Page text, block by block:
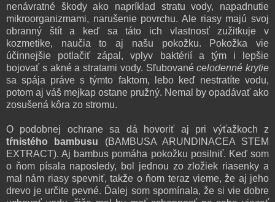
nenávratné škody ako napríklad stratu vody, napadnutie
mikroorganizmami, narušenie povrchu. Ale riasy majú svoj
obranný štít a keď sa táto ich vlastnosť zužitkuje v
kozmetike, naučia to aj našu pokožku. Pokožka vie
účinnejšie potlačiť zápal, vplyv baktérií a tým i lepšie
bojovať s akné a stratami vody. Sľubovanécelodenné krytie
sa spája práve s týmto faktom, lebo keď nestratíte vodu,
potom aj váš mejkap ostane pružný. Nemal by opadávať ako
zosušená kôra zo stromu.
O podobnej ochrane sa dá hovoriť aj pri výťažkoch z
tŕnistého bambusu (BAMBUSA ARUNDINACEA STEM
EXTRACT). Aj bambus pomáha pokožku posilniť. Keď som
o ňom písala naposledy, bol jednou zo zložiek riasenky a
mal nám riasy spevniť, takže o ňom teraz vieme, že aj jeho
drevo je určite pevné. Ďalej som spomínala, že si vie dobre